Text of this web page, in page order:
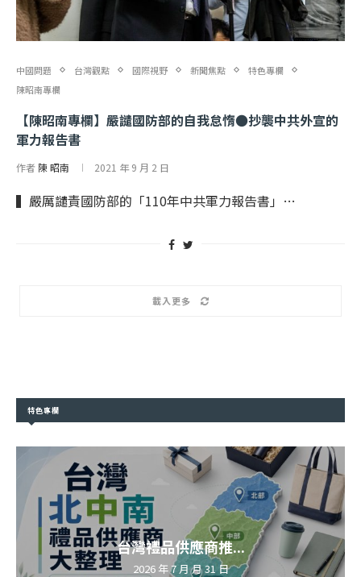
中國問題 台灣觀點 國際視野 新聞焦點
特色專欄
陳昭南專欄
【陳昭南專欄】嚴譴國防部的自我怠惰●抄襲中共外宣的
軍力報告書
作者 陳 昭南 2021 年 9 月 2 日
▍嚴厲譴責國防部的「110年中共軍力報告書」…
載入更多
特色專欄
台灣禮品供應商推...
2026 年 7 月 月 31 日